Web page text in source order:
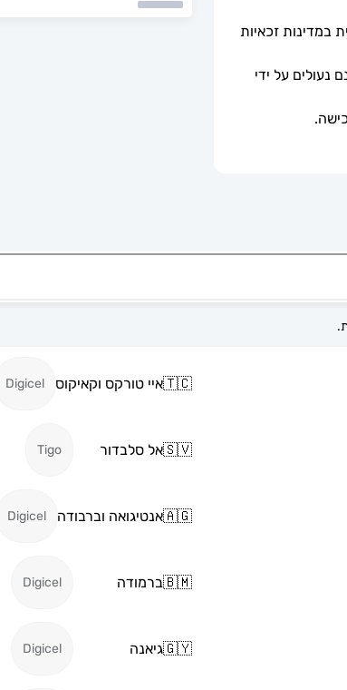
🇹🇨איי טורקס וקאיקוס Digicel
🇸🇻אל סלבדור Tigo
🇦🇬אנטיגואה וברבודה Digicel
🇧🇲ברמודה Digicel
🇬🇾גיאנה Digicel